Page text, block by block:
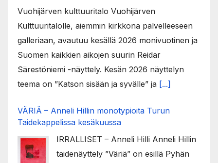
Vuohijärven kulttuuritalo Vuohijärven
Kulttuuritalolle, aiemmin kirkkona palvelleeseen
galleriaan, avautuu kesällä 2026 monivuotinen ja
Suomen kaikkien aikojen suurin Reidar
Särestöniemi -näyttely. Kesän 2026 näyttelyn
teema on ”Katson sisään ja syvälle” ja [...]
VÄRIÄ – Anneli Hillin monotypioita Turun
Taidekappelissa kesäkuussa
IRRALLISET – Anneli Hilli Anneli Hillin
taidenäyttely ”Väriä” on esillä Pyhän